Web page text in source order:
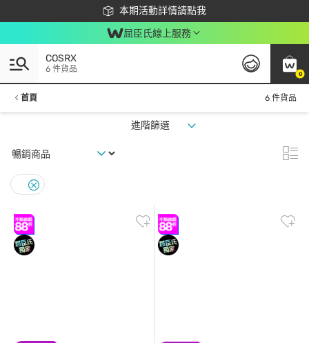
本期活動詳情請點我
下載app最高回饋$350
屈臣氏線上服務
0
COSRX
6 件貨品
首頁 6 件貨品
進階篩選